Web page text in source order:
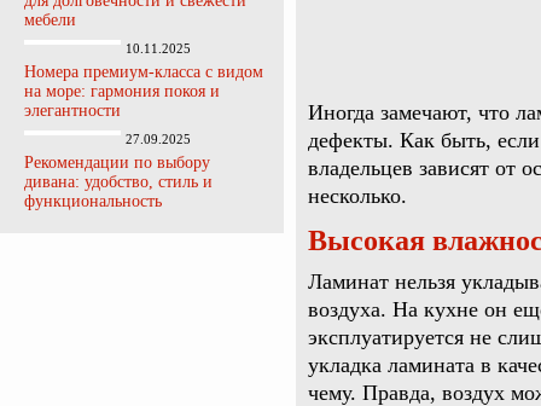
мебели
10.11.2025
Номера премиум-класса с видом
на море: гармония покоя и
элегантности
27.09.2025
Рекомендации по выбору
дивана: удобство, стиль и
функциональность
Иногда замечают, что
дефекты. Как быть,
владельцев зависят
несколько.
Высокая
Ламинат нельзя
воздуха. На кухне он
эксплуатируется не
укладка ламината в
чему. Правда, воздух